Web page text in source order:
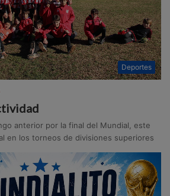
Deportes
anterior por la final del Mundial, este
en los torneos de divisiones superiores